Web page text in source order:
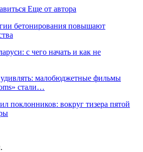
Еще от автора
бетонирования повышают
с чего начать и как не
малобюджетные фильмы
стали…
поклонников: вокруг тизера пятой